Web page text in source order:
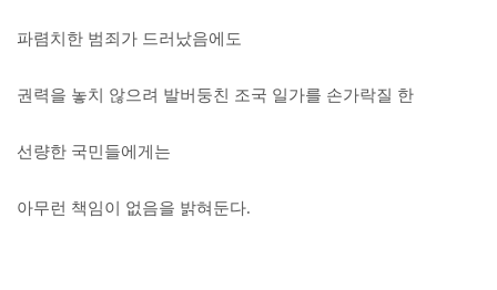
파렴치한 범죄가 드러났음에도
권력을 놓치 않으려 발버둥친 조국 일가를 손가락질 한
선량한 국민들에게는
아무런 책임이 없음을 밝혀둔다.